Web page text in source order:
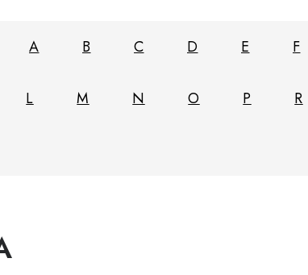
A B C D E F
L M N O P R